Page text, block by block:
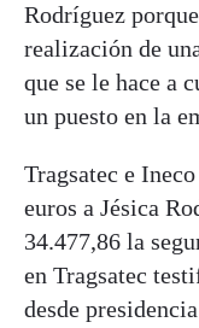
Rodríguez
realización de
que se le hace a
un puesto en la
Tragsatec e
euros a Jésica
34.477,86 la
en Tragsatec
desde